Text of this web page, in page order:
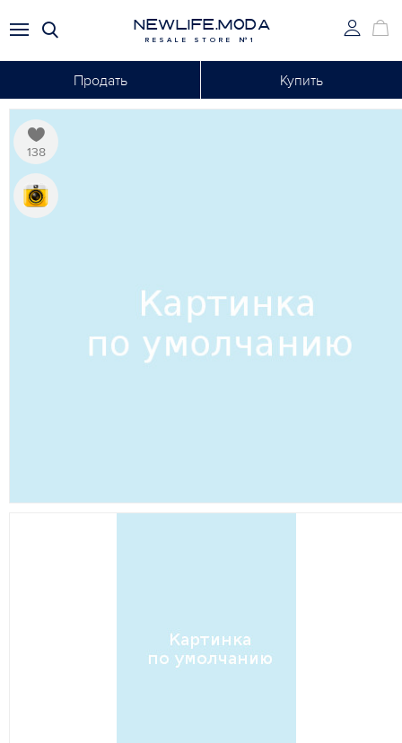
NEWLIFE.MODA
RESALE STORE №1
Продать Купить
138